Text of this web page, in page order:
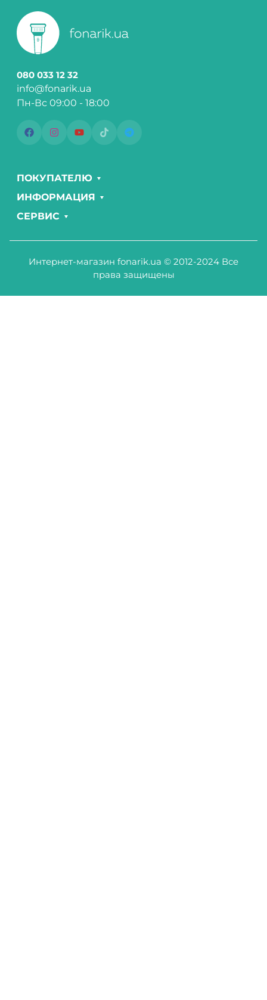
080 033 12 32
info@fonarik.ua
Пн-Вс 09:00 - 18:00
ПОКУПАТЕЛЮ
ИНФОРМАЦИЯ
СЕРВИС
Интернет-магазин fonarik.ua © 2012-2024 Все
права защищены